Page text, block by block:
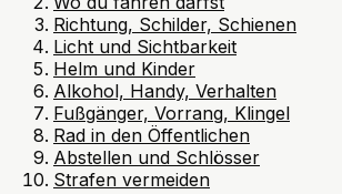
Richtung, Schilder, Schienen
Licht und Sichtbarkeit
Helm und Kinder
Alkohol, Handy, Verhalten
Fußgänger, Vorrang, Klingel
Rad in den Öffentlichen
Abstellen und Schlösser
Strafen vermeiden